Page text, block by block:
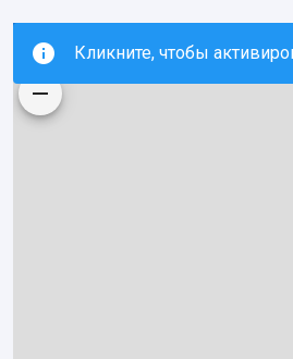
Кликните, чтобы